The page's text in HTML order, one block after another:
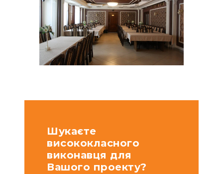
Шукаєте
висококласного
виконавця для
Вашого проекту?